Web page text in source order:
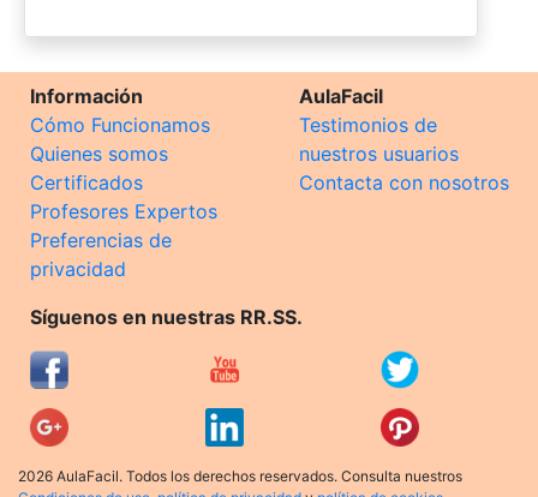
Información
Cómo Funcionamos
Quienes somos
Certificados
Profesores Expertos
Preferencias de
privacidad
AulaFacil
Testimonios de
nuestros usuarios
Contacta con nosotros
Síguenos en nuestras RR.SS.
2026 AulaFacil. Todos los derechos reservados. Consulta nuestros